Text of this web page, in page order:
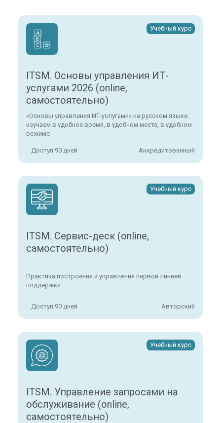
Учебный курс
ITSM. Основы управления ИТ-
услугами 2026 (online,
самостоятельно)
«Основы управления ИТ-услугами» на русском языке:
изучаем в удобное время, в удобном месте, в удобном
режиме
Доступ 90 дней Аккредитованный
Учебный курс
ITSM. Сервис-деск (online,
самостоятельно)
Практика построения и управления первой линией
поддержки
Доступ 90 дней Авторский
Учебный курс
ITSM. Управление запросами на
обслуживание (online,
самостоятельно)